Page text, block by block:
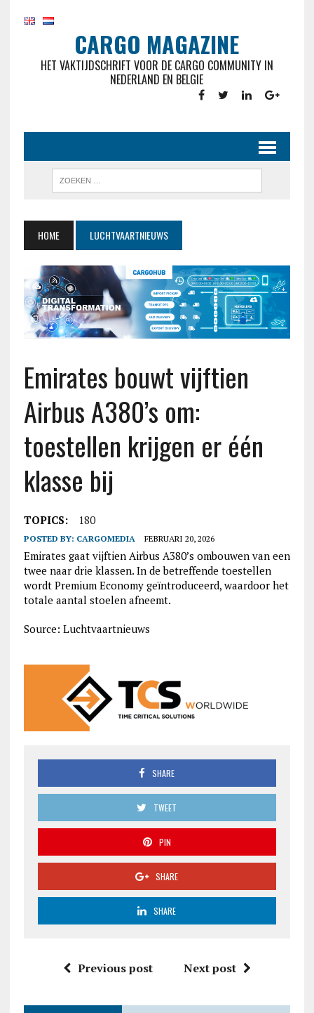
CARGO MAGAZINE
HET VAKTIJDSCHRIFT VOOR DE CARGO COMMUNITY IN
NEDERLAND EN BELGIE
HOME LUCHTVAARTNIEUWS
Emirates bouwt vijftien
Airbus A380’s om:
toestellen krijgen er één
klasse bij
TOPICS: 180
POSTED BY: CARGOMEDIA FEBRUARI 20, 2026
Emirates gaat vijftien Airbus A380’s ombouwen van een
twee naar drie klassen. In de betreffende toestellen
wordt Premium Economy geïntroduceerd, waardoor het
totale aantal stoelen afneemt.
Source: Luchtvaartnieuws
SHARE
TWEET
PIN
SHARE
SHARE
Previous post Next post